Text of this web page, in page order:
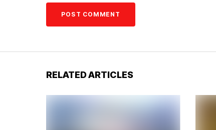
RELATED ARTICLES